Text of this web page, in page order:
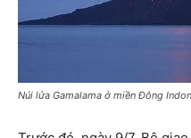
Núi lửa Gamalama ở miền Đông